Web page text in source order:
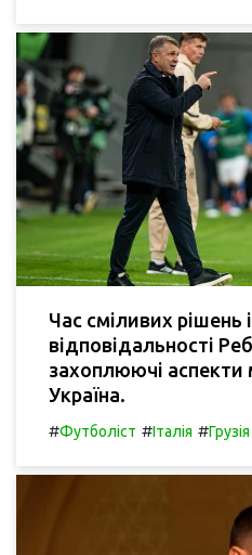
Час сміливих рішень
відповідальності
захоплюючі аспекти
Україна.
#Футболіст #Італія #